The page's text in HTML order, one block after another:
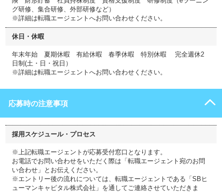
グ研修、集合研修、外部研修など）
※詳細は転職エージェントへお問い合わせください。
休日・休暇
年末年始 夏期休暇 有給休暇 春季休暇 特別休暇 完全週休2
日制(土・日・祝日）
※詳細は転職エージェントへお問い合わせください。
応募時の注意事項
採用スケジュール・プロセス
※上記転職エージェントが応募受付窓口となります。
お電話でお問い合わせをいただく際は「転職エージェント宛のお問
い合わせ」とお伝えください。
※エントリー後の流れについては、転職エージェントである「SBヒ
ューマンキャピタル株式会社」を通してご連絡させていただきま